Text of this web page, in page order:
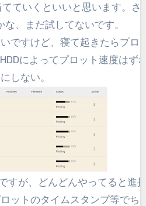
ていくといいと思います。さ
、まだ試してないです。
ですけど、寝て起きたらプロ
によってプロット速度はず
しない。
すが、どんどんやってると進
ットのタイムスタンプ等でち